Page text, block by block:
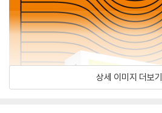
상세 이미지 더보기